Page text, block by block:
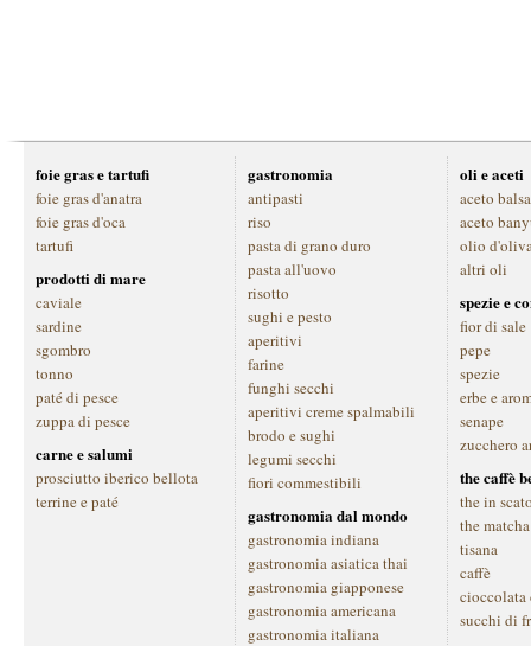
foie gras e tartufi
foie gras d'anatra
foie gras d'oca
tartufi
prodotti di mare
caviale
sardine
sgombro
tonno
paté di pesce
zuppa di pesce
carne e salumi
prosciutto iberico bellota
terrine e paté
gastronomia
antipasti
riso
pasta di grano duro
pasta all'uovo
risotto
sughi e pesto
aperitivi
farine
funghi secchi
aperitivi creme spalmabili
brodo e sughi
legumi secchi
fiori commestibili
gastronomia dal mondo
gastronomia indiana
gastronomia asiatica thai
gastronomia giapponese
gastronomia americana
gastronomia italiana
oli e aceti
aceto
aceto
olio
altri oli
spezie e
fior di sale
pepe
spezie
erbe e
senape
zucchero
the caffè
the in
the matcha
tisana
caffè
cioccolata
succhi di